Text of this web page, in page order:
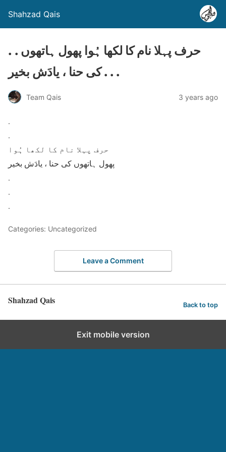
Shahzad Qais
. . حرف پہلا نام کا لکھا ہُوا پھول ہاتھوں
کی حنا ، یادَش بخیر . . .
Team Qais 3 years ago
.
.
حرف پہلا نام کا لکھا ہُوا
پھول ہاتھوں کی حنا ، یادَش بخیر
.
.
.
Categories: Uncategorized
Leave a Comment
Shahzad Qais Back to top
Exit mobile version